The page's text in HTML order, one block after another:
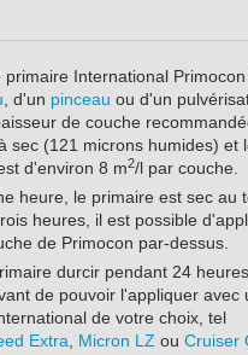
primaire International
, d'un pinceau ou d'un
de couche
sec (121 microns humides) et
d'environ 8 m2/l par couche.
heure, le primaire est sec au
heures, il est possible
de Primocon par-dessus.
durcir pendant 24 heures
de pouvoir l'appliquer avec
de votre choix, tel
Extra, Micron LZou Cruiser